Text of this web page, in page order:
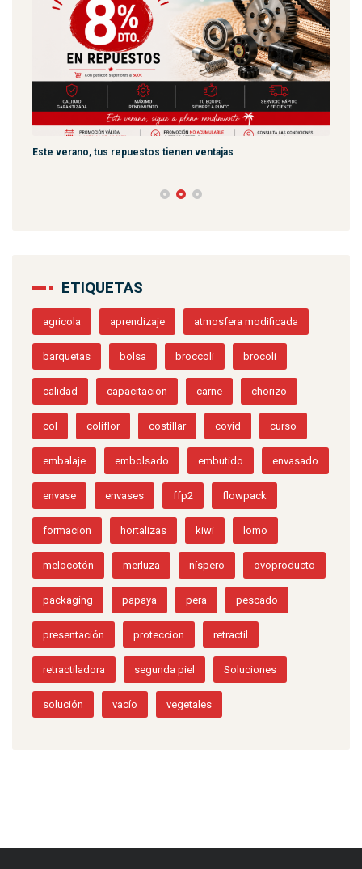
Este verano, tus repuestos tienen ventajas
ETIQUETAS
agricola aprendizaje atmosfera modificada
barquetas bolsa broccoli brocoli
calidad capacitacion carne chorizo
col coliflor costillar covid curso
embalaje embolsado embutido envasado
envase envases ffp2 flowpack
formacion hortalizas kiwi lomo
melocotón merluza níspero ovoproducto
packaging papaya pera pescado
presentación proteccion retractil
retractiladora segunda piel Soluciones
solución vacío vegetales